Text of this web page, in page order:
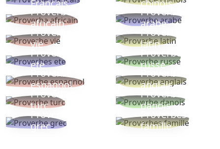
Français
chinois
Proverbe
africain
Proverbe
arabe
Proverbe
vie
Proverbe
latin
Proverbes
ete
Proverbe
russe
Proverbe
espagnol
Proverbe
anglais
Proverbe
turc
Proverbe
danois
Proverbe
grec
Proverbes
famille